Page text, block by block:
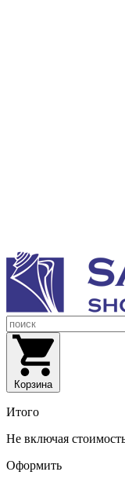
Корзина
Итого
Не включая
Оформить